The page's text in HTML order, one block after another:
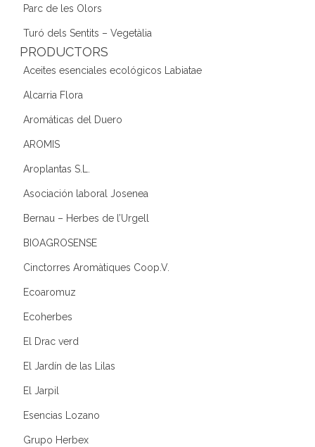
Parc de les Olors
Turó dels Sentits – Vegetàlia
PRODUCTORS
Aceites esenciales ecológicos Labiatae
Alcarria Flora
Aromáticas del Duero
AROMIS
Aroplantas S.L.
Asociación laboral Josenea
Bernau – Herbes de l’Urgell
BIOAGROSENSE
Cinctorres Aromàtiques Coop.V.
Ecoaromuz
Ecoherbes
El Drac verd
El Jardín de las Lilas
El Jarpil
Esencias Lozano
Grupo Herbex